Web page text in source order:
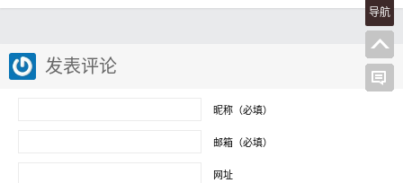
发表评论
昵称（必填）
邮箱（必填）
网址
导航